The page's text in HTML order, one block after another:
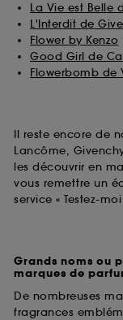
La Vie est Belle
L'Interdit de
Flower by Kenzo
Good Girl de
Flowerbomb de
Il reste encore de
Lancôme,
les découvrir en
vous remettre un
service « Testez-moi
Grands noms ou
marques de
De nombreuses
fragrances